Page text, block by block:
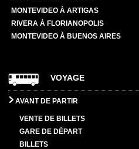
MONTEVIDEO À ARTIGAS
RIVERA À FLORIANOPOLIS
MONTEVIDEO À BUENOS AIRES
VOYAGE
AVANT DE PARTIR
VENTE DE BILLETS
GARE DE DÉPART
BILLETS